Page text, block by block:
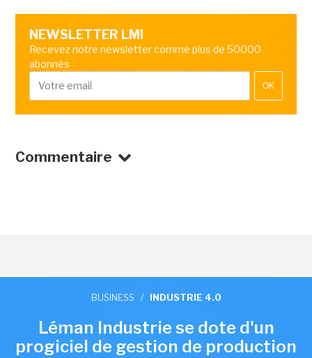
NEWSLETTER LMI
Recevez notre newsletter comme plus de 50000
abonnés
OK
Commentaire
BUSINESS / INDUSTRIE 4.0
Léman Industrie se dote d'un
progiciel de gestion de production